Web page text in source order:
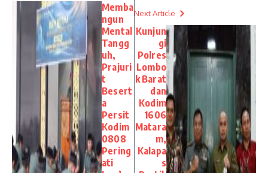
Memba
ngun
Mental
Tangg
uh,
Prajuri
t
Besert
a
Persit
Kodim
0808
Pering
ati
Next Article
Kunjun
gi
Polres
Lombo
k Barat
dan
Kodim
1606
Matara
m,
Kalapa
s